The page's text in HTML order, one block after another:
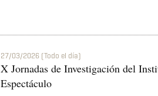
27/03/2026 (Todo el día)
X Jornadas de Investigación del
Espectáculo